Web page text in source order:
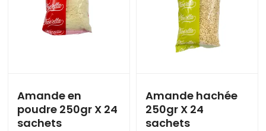
Amande en
poudre 250gr X 24
sachets
Amande hachée
250gr X 24
sachets